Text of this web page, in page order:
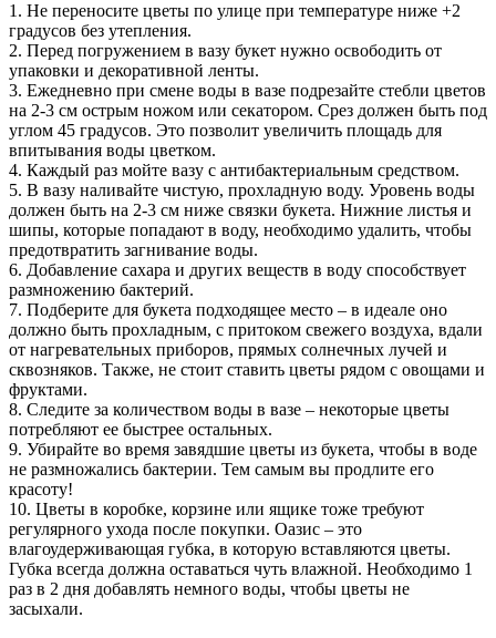
1. Не переносите цветы по улице при температуре ниже +2
градусов без утепления.
2. Перед погружением в вазу букет нужно освободить от
упаковки и декоративной ленты.
3. Ежедневно при смене воды в вазе подрезайте стебли цветов
на 2-3 см острым ножом или секатором. Срез должен быть под
углом 45 градусов. Это позволит увеличить площадь для
впитывания воды цветком.
4. Каждый раз мойте вазу с антибактериальным средством.
5. В вазу наливайте чистую, прохладную воду. Уровень воды
должен быть на 2-3 см ниже связки букета. Нижние листья и
шипы, которые попадают в воду, необходимо удалить, чтобы
предотвратить загнивание воды.
6. Добавление сахара и других веществ в воду способствует
размножению бактерий.
7. Подберите для букета подходящее место – в идеале оно
должно быть прохладным, с притоком свежего воздуха, вдали
от нагревательных приборов, прямых солнечных лучей и
сквозняков. Также, не стоит ставить цветы рядом с овощами и
фруктами.
8. Следите за количеством воды в вазе – некоторые цветы
потребляют ее быстрее остальных.
9. Убирайте во время завядшие цветы из букета, чтобы в воде
не размножались бактерии. Тем самым вы продлите его
красоту!
10. Цветы в коробке, корзине или ящике тоже требуют
регулярного ухода после покупки. Оазис – это
влагоудерживающая губка, в которую вставляются цветы.
Губка всегда должна оставаться чуть влажной. Необходимо 1
раз в 2 дня добавлять немного воды, чтобы цветы не
засыхали.